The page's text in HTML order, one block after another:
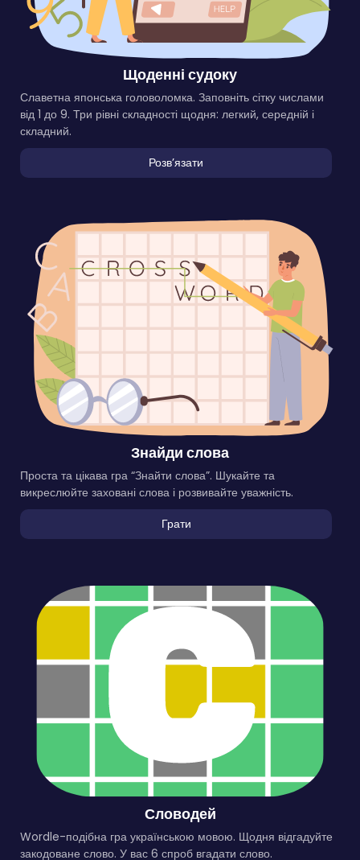
Щоденні судоку
Славетна японська головоломка. Заповніть сітку числами
від 1 до 9. Три рівні складності щодня: легкий, середній і
складний.
Розвʼязати
Знайди слова
Проста та цікава гра “Знайти слова”. Шукайте та
викреслюйте заховані слова і розвивайте уважність.
Грати
Словодей
Wordle-подібна гра українською мовою. Щодня відгадуйте
закодоване слово. У вас 6 спроб вгадати слово.